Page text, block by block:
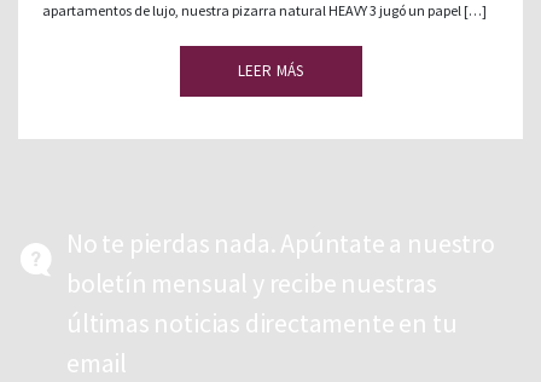
apartamentos de lujo, nuestra pizarra natural HEAVY 3 jugó un papel […]
LEER MÁS
No te pierdas nada. Apúntate a nuestro
boletín mensual y recibe nuestras
últimas noticias directamente en tu
email